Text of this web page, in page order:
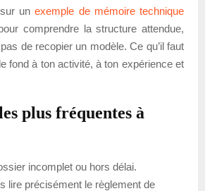
sur unexemple de mémoire technique
comprendre la structure attendue,
pas de recopier un modèle. Ce qu’il faut
fond à ton activité, à ton expérience et
plus fréquentes à
incomplet ou hors délai.
lire précisément le règlement de